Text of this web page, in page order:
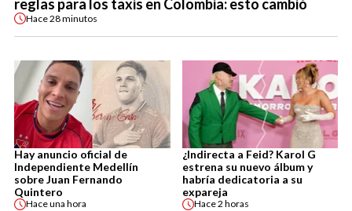
reglas para los taxis en Colombia: esto cambió
Hace28 minutos
Hay anuncio oficial de
Independiente Medellín
sobre Juan Fernando
Quintero
Haceuna hora
¿Indirecta a Feid? Karol G
estrena su nuevo álbum y
habría dedicatoria a su
expareja
Hace2 horas